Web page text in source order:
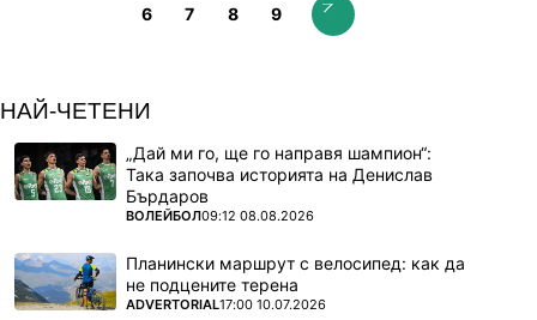
6 7 8 9
НАЙ-ЧЕТЕНИ
„Дай ми го, ще го направя шампион“:
Така започва историята на Денислав
Бърдаров
ПОВЕЧЕ ОТ
ВОЛЕЙБОЛ09:12 08.08.2026
Планински маршрут с велосипед: как да
не подцените терена
ПОВЕЧЕ ОТ
ADVERTORIAL17:00 10.07.2026